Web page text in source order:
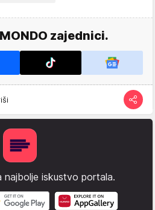
zajednici.
najbolje iskustvo portala.